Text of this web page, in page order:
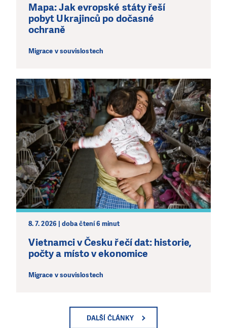
Mapa: Jak evropské státy řeší
pobyt Ukrajinců po dočasné
ochraně
Migrace v souvislostech
8. 7. 2026 | doba čtení 6 minut
Vietnamci v Česku řečí dat: historie,
počty a místo v ekonomice
Migrace v souvislostech
DALŠÍ ČLÁNKY